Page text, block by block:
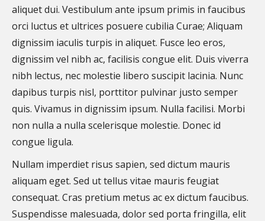
aliquet dui. Vestibulum ante ipsum primis in faucibus
orci luctus et ultrices posuere cubilia Curae; Aliquam
dignissim iaculis turpis in aliquet. Fusce leo eros,
dignissim vel nibh ac, facilisis congue elit. Duis viverra
nibh lectus, nec molestie libero suscipit lacinia. Nunc
dapibus turpis nisl, porttitor pulvinar justo semper
quis. Vivamus in dignissim ipsum. Nulla facilisi. Morbi
non nulla a nulla scelerisque molestie. Donec id
congue ligula.
Nullam imperdiet risus sapien, sed dictum mauris
aliquam eget. Sed ut tellus vitae mauris feugiat
consequat. Cras pretium metus ac ex dictum faucibus.
Suspendisse malesuada, dolor sed porta fringilla, elit